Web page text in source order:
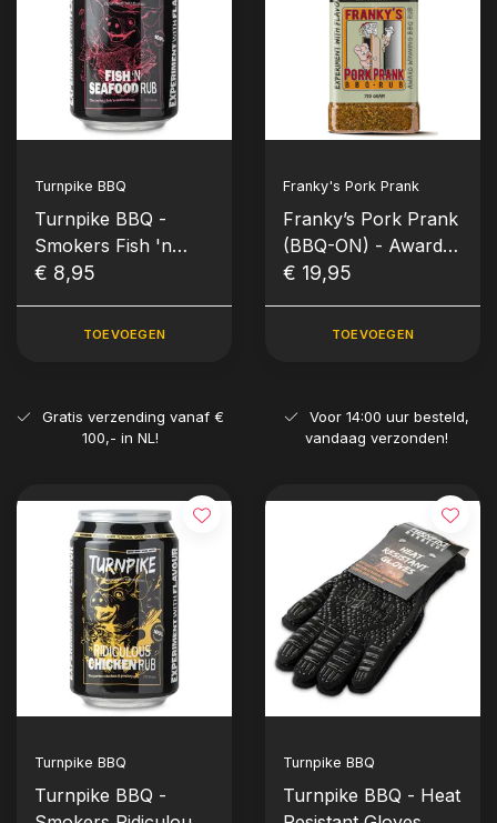
Turnpike BBQ
Turnpike BBQ -
Smokers Fish 'n
Seafood Rub (235
€ 8,95
TOEVOEGEN
Franky's Pork Prank
Franky’s Pork Prank
(BBQ-ON) - Award
Winning Pork Rub -
€ 19,95
TOEVOEGEN
Gratis verzending vanaf €
100,- in NL!
Voor 14:00 uur besteld,
vandaag verzonden!
Turnpike BBQ
Turnpike BBQ -
Turnpike BBQ
Turnpike BBQ - Heat